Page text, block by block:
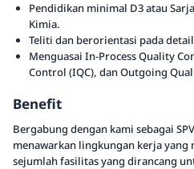
Pendidikan minimal D3 atau
Kimia.
Teliti dan berorientasi pada
Menguasai In-Process Quality
Control (IQC), dan Outgoing
Benefit
Bergabung dengan kami sebagai
menawarkan lingkungan kerja
sejumlah fasilitas yang dirancang